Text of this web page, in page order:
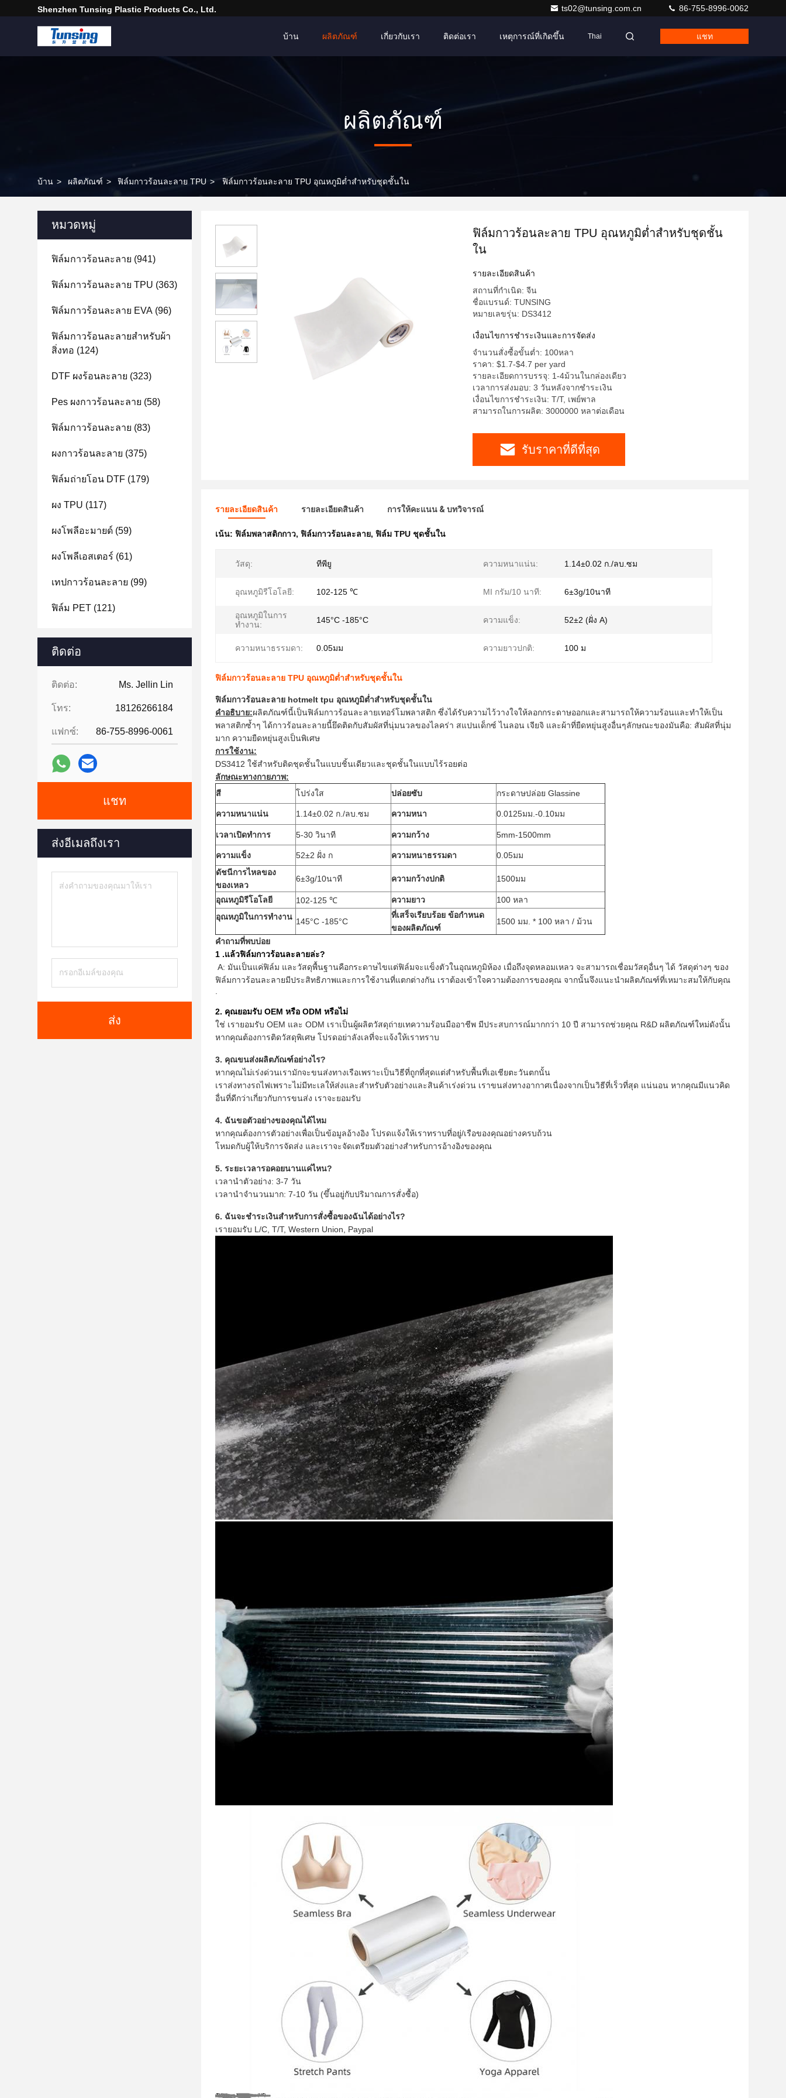
Shenzhen Tunsing Plastic Products Co., Ltd. ts02@tunsing.com.cn 86-755-8996-0062
บ้าน ผลิตภัณฑ์ เกี่ยวกับเรา ติดต่อเรา เหตุการณ์ที่เกิดขึ้น Thai แชท
ผลิตภัณฑ์
บ้าน > ผลิตภัณฑ์ > ฟิล์มกาวร้อนละลาย TPU > ฟิล์มกาวร้อนละลาย TPU อุณหภูมิต่ำสำหรับชุดชั้นใน
หมวดหมู่
ฟิล์มกาวร้อนละลาย (941)
ฟิล์มกาวร้อนละลาย TPU (363)
ฟิล์มกาวร้อนละลาย EVA (96)
ฟิล์มกาวร้อนละลายสำหรับผ้า
สิ่งทอ (124)
DTF ผงร้อนละลาย (323)
Pes ผงกาวร้อนละลาย (58)
ฟิล์มกาวร้อนละลาย (83)
ผงกาวร้อนละลาย (375)
ฟิล์มถ่ายโอน DTF (179)
ผง TPU (117)
ผงโพลีอะมายด์ (59)
ผงโพลีเอสเตอร์ (61)
เทปกาวร้อนละลาย (99)
ฟิล์ม PET (121)
ติดต่อ
ติดต่อ: Ms. Jellin Lin
โทร: 18126266184
แฟกซ์: 86-755-8996-0061
แชท
ส่งอีเมลถึงเรา
ส่ง
ฟิล์มกาวร้อนละลาย TPU อุณหภูมิต่ำสำหรับชุดชั้น
ใน
รายละเอียดสินค้า
สถานที่กำเนิด: จีน
ชื่อแบรนด์: TUNSING
หมายเลขรุ่น: DS3412
เงื่อนไขการชำระเงินและการจัดส่ง
จำนวนสั่งซื้อขั้นต่ำ: 100หลา
ราคา: $1.7-$4.7 per yard
รายละเอียดการบรรจุ: 1-4ม้วนในกล่องเดียว
เวลาการส่งมอบ: 3 วันหลังจากชำระเงิน
เงื่อนไขการชำระเงิน: T/T, เพย์พาล
สามารถในการผลิต: 3000000 หลาต่อเดือน
รับราคาที่ดีที่สุด
รายละเอียดสินค้า รายละเอียดสินค้า การให้คะแนน & บทวิจารณ์
เน้น: ฟิล์มพลาสติกกาว, ฟิล์มกาวร้อนละลาย, ฟิล์ม TPU ชุดชั้นใน
วัสดุ: ทีพียู ความหนาแน่น: 1.14±0.02 ก./ลบ.ซม
อุณหภูมิรีโอโลยี: 102-125 ℃ MI กรัม/10 นาที: 6±3g/10นาที
อุณหภูมิในการ
ทำงาน:
145°C -185°C ความแข็ง: 52±2 (ฝั่ง A)
ความหนาธรรมดา: 0.05มม ความยาวปกติ: 100 ม
ฟิล์มกาวร้อนละลาย TPU อุณหภูมิต่ำสำหรับชุดชั้นใน
ฟิล์มกาวร้อนละลาย hotmelt tpu อุณหภูมิต่ำสำหรับชุดชั้นใน
คำอธิบาย:ผลิตภัณฑ์นี้เป็นฟิล์มกาวร้อนละลายเทอร์โมพลาสติก ซึ่งได้รับความไว้วางใจให้ลอกกระดาษออกและสามารถให้ความร้อนและทำให้เป็น
พลาสติกซ้ำๆ ได้กาวร้อนละลายนี้ยึดติดกับสัมผัสที่นุ่มนวลของไลคร่า สแปนเด็กซ์ ไนลอน เจียจิ และผ้าที่ยืดหยุ่นสูงอื่นๆลักษณะของมันคือ: สัมผัสที่นุ่ม
มาก ความยืดหยุ่นสูงเป็นพิเศษ
การใช้งาน:
DS3412 ใช้สำหรับติดชุดชั้นในแบบชิ้นเดียวและชุดชั้นในแบบไร้รอยต่อ
ลักษณะทางกายภาพ:
สี
โปร่งใส ปล่อยซับ กระดาษปล่อย Glassine
ความหนาแน่น 1.14±0.02 ก./ลบ.ซม ความหนา 0.0125มม.-0.10มม
เวลาเปิดทำการ 5-30 วินาที ความกว้าง 5mm-1500mm
ความแข็ง 52±2 ฝั่ง ก ความหนาธรรมดา
0.05มม
ดัชนีการไหลของ
ของเหลว
6±3g/10นาที ความกว้างปกติ 1500มม
อุณหภูมิรีโอโลยี 102-125 ℃ ความยาว
100 หลา
อุณหภูมิในการทำงาน 145°C -185°C
ที่เสร็จเรียบร้อย ข้อกำหนด
ของผลิตภัณฑ์
1500 มม. * 100 หลา / ม้วน
คำถามที่พบบ่อย
1 .แล้วฟิล์มกาวร้อนละลายล่ะ?
A: มันเป็นแค่ฟิล์ม และวัสดุพื้นฐานคือกระดาษไขแต่ฟิล์มจะแข็งตัวในอุณหภูมิห้อง เมื่อถึงจุดหลอมเหลว จะสามารถเชื่อมวัสดุอื่นๆ ได้ วัสดุต่างๆ ของ
ฟิล์มกาวร้อนละลายมีประสิทธิภาพและการใช้งานที่แตกต่างกัน เราต้องเข้าใจความต้องการของคุณ จากนั้นจึงแนะนำผลิตภัณฑ์ที่เหมาะสมให้กับคุณ
2. คุณยอมรับ OEM หรือ ODM หรือไม่
ใช่ เรายอมรับ OEM และ ODM เราเป็นผู้ผลิตวัสดุถ่ายเทความร้อนมืออาชีพ มีประสบการณ์มากกว่า 10 ปี สามารถช่วยคุณ R&D ผลิตภัณฑ์ใหม่ดังนั้น
หากคุณต้องการติดวัสดุพิเศษ โปรดอย่าลังเลที่จะแจ้งให้เราทราบ
3. คุณขนส่งผลิตภัณฑ์อย่างไร?
หากคุณไม่เร่งด่วนเรามักจะขนส่งทางเรือเพราะเป็นวิธีที่ถูกที่สุดแต่สำหรับพื้นที่เอเชียตะวันตกนั้น
เราส่งทางรถไฟเพราะไม่มีทะเลให้ส่งและสำหรับตัวอย่างและสินค้าเร่งด่วน เราขนส่งทางอากาศเนื่องจากเป็นวิธีที่เร็วที่สุด แน่นอน หากคุณมีแนวคิด
อื่นที่ดีกว่าเกี่ยวกับการขนส่ง เราจะยอมรับ
4. ฉันขอตัวอย่างของคุณได้ไหม
หากคุณต้องการตัวอย่างเพื่อเป็นข้อมูลอ้างอิง โปรดแจ้งให้เราทราบที่อยู่/เรือของคุณอย่างครบถ้วน
โหมดกับผู้ให้บริการจัดส่ง และเราจะจัดเตรียมตัวอย่างสำหรับการอ้างอิงของคุณ
5. ระยะเวลารอคอยนานแค่ไหน?
เวลานำตัวอย่าง: 3-7 วัน
เวลานำจำนวนมาก: 7-10 วัน (ขึ้นอยู่กับปริมาณการสั่งซื้อ)
6. ฉันจะชำระเงินสำหรับการสั่งซื้อของฉันได้อย่างไร?
เรายอมรับ L/C, T/T, Western Union, Paypal